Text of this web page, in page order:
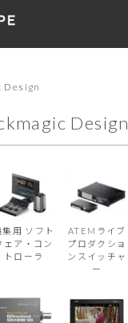
Design
Design
集用 ソフト
ェア・コン
トローラ
ATEMライブ
プロダクショ
ンスイッチャ
ー